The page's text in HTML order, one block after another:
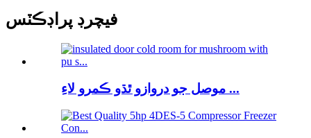
فيچرڊ پراڊڪٽس
موصل جو دروازو ٿڌو ڪمرو لاءِ ...